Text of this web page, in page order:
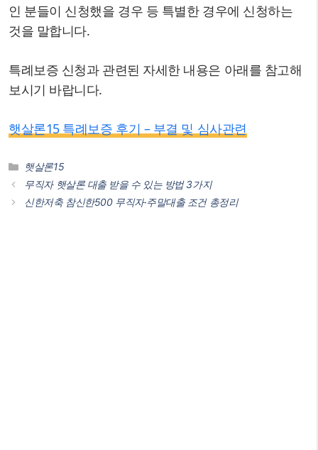
인 분들이 신청했을 경우 등 특별한 경우에 신청하는
것을 말합니다.
특례보증 신청과 관련된 자세한 내용은 아래를 참고해
보시기 바랍니다.
햇살론15 특례보증 후기 – 부결 및 심사관련
카
테
리
햇살론15
무직자 햇살론 대출 받을 수 있는 방법 3가지
신한저축 참신한500 무직자·주말대출 조건 총정리